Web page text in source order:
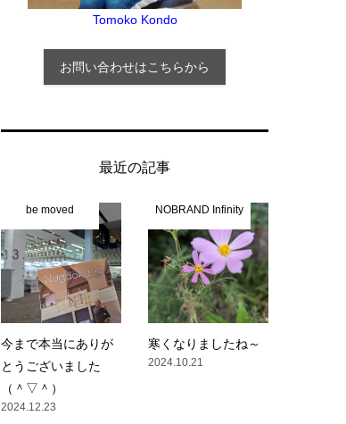
Tomoko Kondo
お問い合わせはこちらから
最近の記事
be moved
今まで本当にありが
とうございました
（＾▽＾）
2024.12.23
NOBRAND Infinity
寒くなりましたね～
2024.10.21